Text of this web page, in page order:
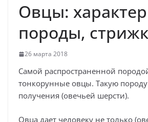
Овцы:
породы,
26 марта 2018
Самой распространенной
тонкорунные овцы. Такую
получения (овечьей шерсти).
Овца дает человеку не только